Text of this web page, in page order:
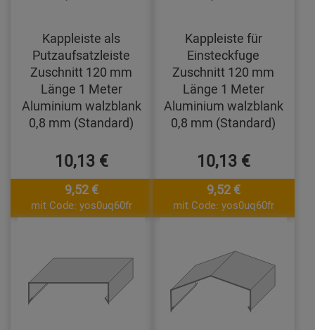
Kappleiste als
Putzaufsatzleiste
Zuschnitt 120 mm
Länge 1 Meter
Aluminium walzblank
0,8 mm (Standard)
10,13 €
9,52 €
mit Code: yos0uq60fr
Kappleiste für
Einsteckfuge
Zuschnitt 120 mm
Länge 1 Meter
Aluminium walzblank
0,8 mm (Standard)
10,13 €
9,52 €
mit Code: yos0uq60fr